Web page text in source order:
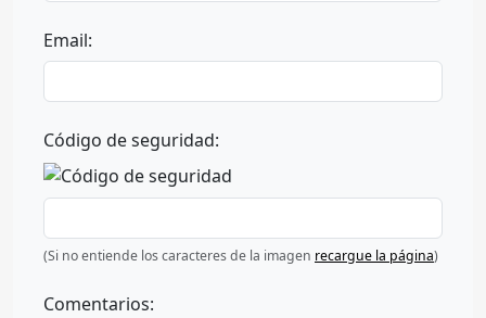
Email:
Código de seguridad:
(Si no entiende los caracteres de la imagen recargue la página)
Comentarios: